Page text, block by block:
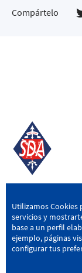
Compártelo
SD AMOREBIETA
San Miguel
946 604 751 |
Utilizamos Cookies
servicios y
base a un perfil
ejemplo, páginas
configurar tus